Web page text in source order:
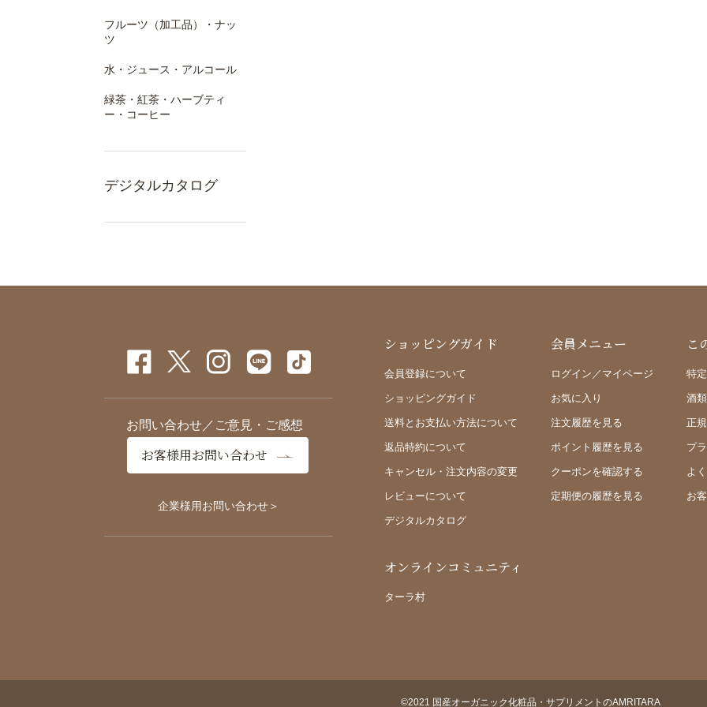
フルーツ（加工品）・ナッ
ツ
水・ジュース・アルコール
緑茶・紅茶・ハーブティ
ー・コーヒー
デジタルカタログ
お問い合わせ／ご意見・ご感想
お客様用お問い合わせ
企業様用お問い合わせ＞
ショッピングガイド
会員登録について
ショッピングガイド
送料とお支払い方法について
返品特約について
キャンセル・注文内容の変更
レビューについて
デジタルカタログ
会員メニュー
ログイン／マイページ
お気に入り
注文履歴を見る
ポイント履歴を見る
クーポンを確認する
定期便の履歴を見る
こ
特
酒
正
プ
よ
お
オンラインコミュニティ
ターラ村
©2021 国産オーガニック化粧品・サプリメントのAMRITARA